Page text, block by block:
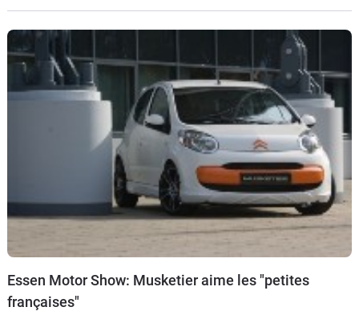
parcours.
Essen Motor Show: Musketier aime les "petites
françaises"